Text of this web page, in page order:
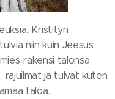
Kristityn
niin kuin Jeesus
rakensi talonsa
rajuilmat ja tulvat kuten
taloa.